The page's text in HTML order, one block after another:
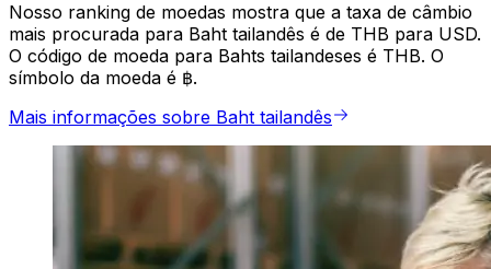
Nosso ranking de moedas mostra que a taxa de câmbio
mais procurada para Baht tailandês é de THB para USD.
O código de moeda para Bahts tailandeses é THB. O
símbolo da moeda é ฿.
Mais informações sobre Baht tailandês